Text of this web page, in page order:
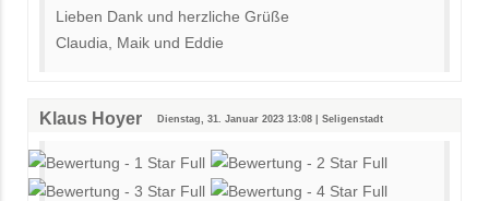
Lieben Dank und herzliche Grüße
Claudia, Maik und Eddie
Klaus Hoyer Dienstag, 31. Januar 2023 13:08 | Seligenstadt